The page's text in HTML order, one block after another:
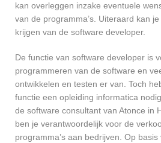
kan overleggen inzake eventuele
van de programma’s. Uiteraard kan
krijgen van de software developer.
De functie van software developer is
programmeren van de software en
ontwikkelen en testen er van. Toch
functie een opleiding informatica
de software consultant van Atonce in
ben je verantwoordelijk voor de
programma’s aan bedrijven. Op